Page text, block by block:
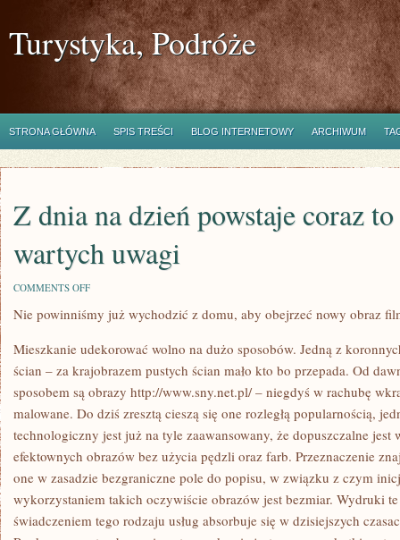
Turystyka, Podróże
STRONA GŁÓWNA SPIS TREŚCI BLOG INTERNETOWY ARCHIWUM
Z dnia na dzień powstaje coraz
wartych uwagi
COMMENTS OFFON
DNIA
NA
POWSTAJE
CORAZ
TO
WIĘCEJ
STRON
WARTYCH
UWAGI
Nie powinniśmy już wychodzić z domu, aby obejrzeć nowy obraz
Mieszkanie udekorować wolno na dużo sposobów. Jedną z
ścian – za krajobrazem pustych ścian mało kto bo przepada. Od
sposobem są obrazy http://www.sny.net.pl/ – niegdyś w rachubę
malowane. Do dziś zresztą cieszą się one rozległą popularnością,
technologiczny jest już na tyle zaawansowany, że dopuszczalne
efektownych obrazów bez użycia pędzli oraz farb. Przeznaczenie
one w zasadzie bezgraniczne pole do popisu, w związku z czym
wykorzystaniem takich oczywiście obrazów jest bezmiar. Wydruki te
świadczeniem tego rodzaju usług absorbuje się w dzisiejszych